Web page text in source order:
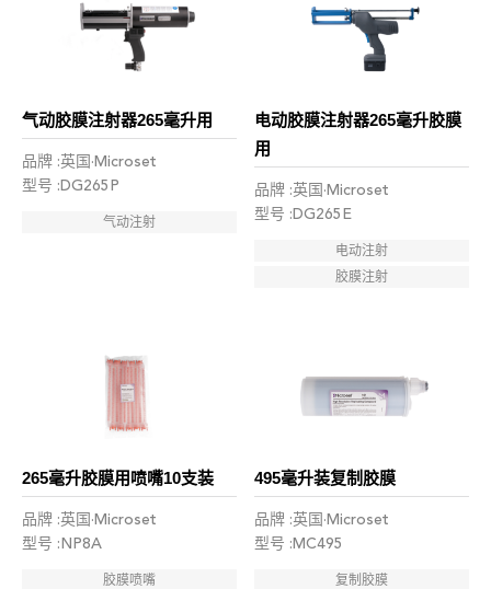
气动胶膜注射器265毫升用
品牌 :英国·Microset
型号 :DG265P
气动注射
电动胶膜注射器265毫升胶膜
用
品牌 :英国·Microset
型号 :DG265E
电动注射
胶膜注射
265毫升胶膜用喷嘴10支装
品牌 :英国·Microset
型号 :NP8A
胶膜喷嘴
495毫升装复制胶膜
品牌 :英国·Microset
型号 :MC495
复制胶膜